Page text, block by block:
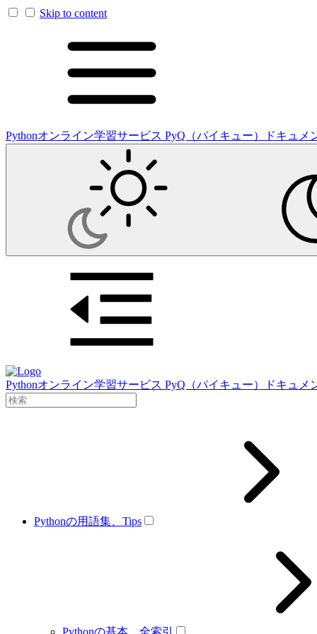
Skip to content
Pythonオンライン学習サービス PyQ（パイキュー）ドキュメ
Pythonオンライン学習サービス PyQ（パイキュー）ドキュメ
Pythonの用語集、Tips
Pythonの基本、全索引